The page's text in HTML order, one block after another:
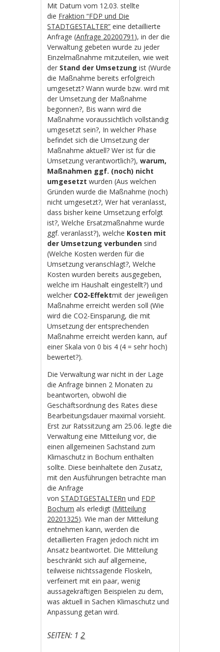
Mit Datum vom 12.03. stellte
die Fraktion “FDP und Die
STADTGESTALTER” eine detaillierte
Anfrage (Anfrage 20200791 ), in der die
Verwaltung gebeten wurde zu jeder
Einzelmaßnahme mitzuteilen, wie weit
der Stand der Umsetzung ist (Wurde
die Maßnahme bereits erfolgreich
umgesetzt? Wann wurde bzw. wird mit
der Umsetzung der Maßnahme
begonnen?, Bis wann wird die
Maßnahme voraussichtlich vollständig
umgesetzt sein?, In welcher Phase
befindet sich die Umsetzung der
Maßnahme aktuell? Wer ist für die
Umsetzung verantwortlich?),warum,
Maßnahmen ggf. (noch) nicht
umgesetzt wurden (Aus welchen
Gründen wurde die Maßnahme (noch)
nicht umgesetzt?, Wer hat veranlasst,
dass bisher keine Umsetzung erfolgt
ist?, Welche Ersatzmaßnahme wurde
ggf. veranlasst?), welche Kosten mit
der Umsetzung verbunden sind
(Welche Kosten werden für die
Umsetzung veranschlagt?, Welche
Kosten wurden bereits ausgegeben,
welche im Haushalt eingestellt?) und
welcher CO2-Effektmit der jeweiligen
Maßnahme erreicht werden soll (Wie
wird die CO2-Einsparung, die mit
Umsetzung der entsprechenden
Maßnahme erreicht werden kann, auf
einer Skala von 0 bis 4 (4 = sehr hoch)
bewertet?).
Die Verwaltung war nicht in der Lage
die Anfrage binnen 2 Monaten zu
beantworten, obwohl die
Geschäftsordnung des Rates diese
Bearbeitungsdauer maximal vorsieht.
Erst zur Ratssitzung am 25.06. legte die
Verwaltung eine Mitteilung vor, die
einen allgemeinen Sachstand zum
Klimaschutz in Bochum enthalten
sollte. Diese beinhaltete den Zusatz,
mit den Ausführungen betrachte man
die Anfrage
vonSTADTGESTALTERn und FDP
Bochum als erledigt (Mitteilung
20201325). Wie man der Mitteilung
entnehmen kann, werden die
detaillierten Fragen jedoch nicht im
Ansatz beantwortet. Die Mitteilung
beschränkt sich auf allgemeine,
teilweise nichtssagende Floskeln,
verfeinert mit ein paar, wenig
aussagekräftigen Beispielen zu dem,
was aktuell in Sachen Klimaschutz und
Anpassung getan wird.
SEITEN: 1 2